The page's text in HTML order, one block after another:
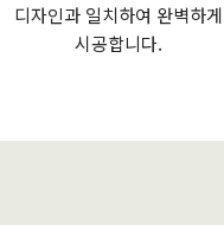
디자인과 일치하여 완벽하게
시공합니다.